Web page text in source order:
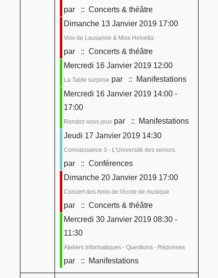
par
:: Concerts & théâtre
Dimanche 13 Janvier 2019 17:00
Voix de Lausanne & Miss Helvetia
par
:: Concerts & théâtre
Mercredi 16 Janvier 2019 12:00
La Table surprise par
:: Manifestations
Mercredi 16 Janvier 2019 14:00 -
17:00
Rendez-vous jeuxpar
:: Manifestations
Jeudi 17 Janvier 2019 14:30
Connaissance 3 - L'Université des seniors
par
:: Conférences
Dimanche 20 Janvier 2019 17:00
Concert des Amis de l'école de musique
par
:: Concerts & théâtre
Mercredi 30 Janvier 2019 08:30 -
11:30
Ateliers informatiques - Questions - Réponses
par :: Manifestations